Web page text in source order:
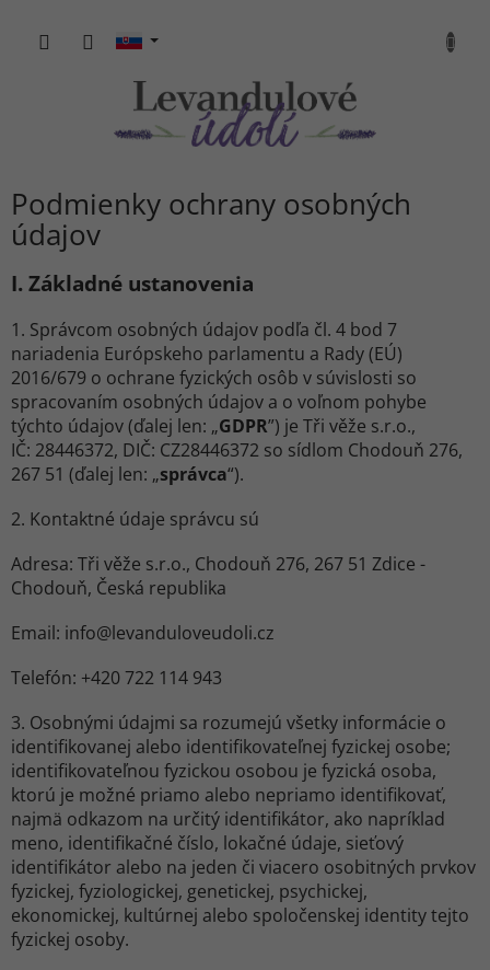
obsah
KOŠÍK
Podmienky ochrany osobných
údajov
I. Základné ustanovenia
1. Správcom osobných údajov podľa čl. 4 bod 7
nariadenia Európskeho parlamentu a Rady (EÚ)
2016/679 o ochrane fyzických osôb v súvislosti so
spracovaním osobných údajov a o voľnom pohybe
týchto údajov (ďalej len: „GDPR”) je Tři věže s.r.o.,
IČ: 28446372, DIČ: CZ28446372 so sídlom Chodouň 276,
267 51 (ďalej len: „správca“).
2. Kontaktné údaje správcu sú
Adresa: Tři věže s.r.o., Chodouň 276, 267 51 Zdice -
Chodouň, Česká republika
Email: info@levanduloveudoli.cz
Telefón: +420 722 114 943
3. Osobnými údajmi sa rozumejú všetky informácie o
identifikovanej alebo identifikovateľnej fyzickej osobe;
identifikovateľnou fyzickou osobou je fyzická osoba,
ktorú je možné priamo alebo nepriamo identifikovať,
najmä odkazom na určitý identifikátor, ako napríklad
meno, identifikačné číslo, lokačné údaje, sieťový
identifikátor alebo na jeden či viacero osobitných prvkov
fyzickej, fyziologickej, genetickej, psychickej,
ekonomickej, kultúrnej alebo spoločenskej identity tejto
fyzickej osoby.